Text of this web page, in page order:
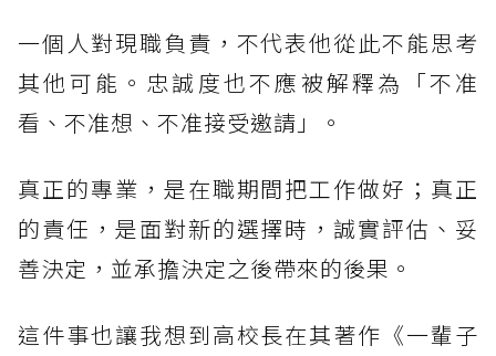
一個人對現職負責，不代表他從此不能思考
其他可能。忠誠度也不應被解釋為「不准
看、不准想、不准接受邀請」。
真正的專業，是在職期間把工作做好；真正
的責任，是面對新的選擇時，誠實評估、妥
善決定，並承擔決定之後帶來的後果。
這件事也讓我想到高校長在其著作《一輩子